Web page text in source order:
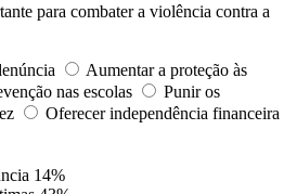
para combater a violência contra a
Aumentar a proteção às
nas escolas
Punir os
Oferecer independência financeira
14%